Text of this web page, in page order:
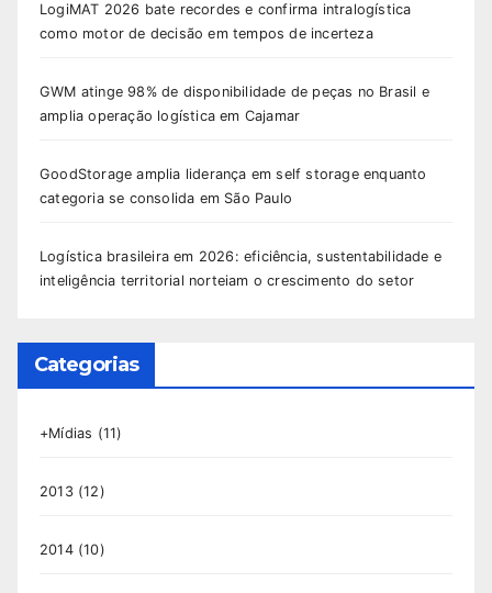
LogiMAT 2026 bate recordes e confirma intralogística
como motor de decisão em tempos de incerteza
GWM atinge 98% de disponibilidade de peças no Brasil e
amplia operação logística em Cajamar
GoodStorage amplia liderança em self storage enquanto
categoria se consolida em São Paulo
Logística brasileira em 2026: eficiência, sustentabilidade e
inteligência territorial norteiam o crescimento do setor
Categorias
+Mídias (11)
2013(12)
2014(10)